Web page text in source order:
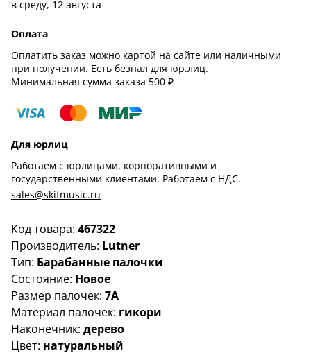
Код товара: 467322
Производитель: Lutner
Тип: Барабанные палочки
Состояние: Новое
Размер палочек: 7A
Материал палочек: гикори
Наконечник: дерево
Цвет: натуральный
в среду, 12 августа
Оплата
Оплатить заказ можно картой на сайте или наличными
при получении. Есть безнал для юр.лиц.
Минимальная сумма заказа 500 ₽
Для юрлиц
Работаем с юрлицами, корпоративными и
государственными клиентами. Работаем с НДС.
sales@skifmusic.ru